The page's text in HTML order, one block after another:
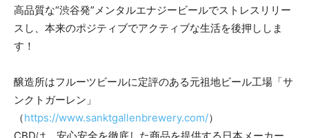
高品質な“渋谷発”メンタルエナジービールでストレスリリー
スし、本来のポジティブでアクティブな生活を後押ししま
す！
醸造所はフルーツビールに定評のある元祖地ビール工場「サ
ンクトガーレン」
（https://www.sanktgallenbrewery.com/）